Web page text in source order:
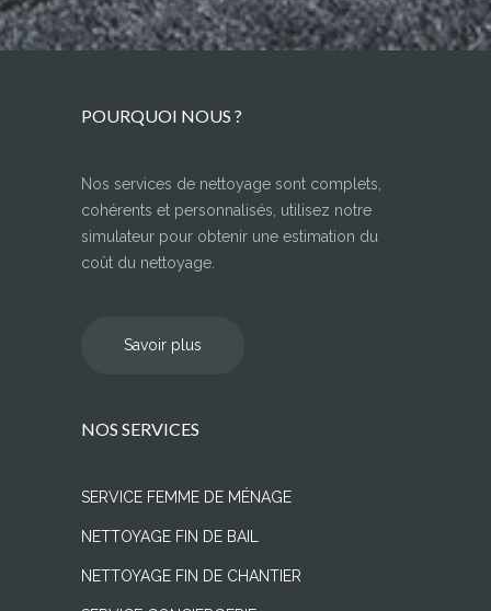
POURQUOI NOUS ?
Nos services de nettoyage sont complets,
cohérents et personnalisés, utilisez notre
simulateur pour obtenir une estimation du
coût du nettoyage.
Savoir plus
NOS SERVICES
SERVICE FEMME DE MÉNAGE
NETTOYAGE FIN DE BAIL
NETTOYAGE FIN DE CHANTIER